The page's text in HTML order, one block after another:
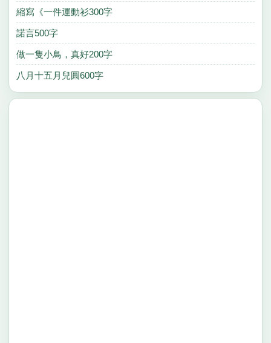
縮寫《一件運動衫300字
諾言500字
做一隻小鳥，真好200字
八月十五月兒圓600字